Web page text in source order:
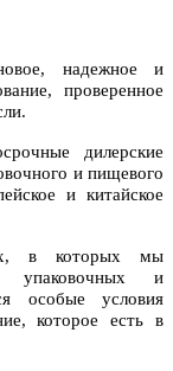
надежное и
проверенное
дилерские
и пищевого
и китайское
в которых мы
упаковочных и
особые условия
которое есть в